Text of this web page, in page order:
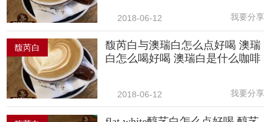
2018-06-12 我要分享
馥芮白
馥芮白与澳瑞白怎么点好喝 澳瑞
白怎么喝好喝 澳瑞白是什么咖啡
2018-06-12 我要分享